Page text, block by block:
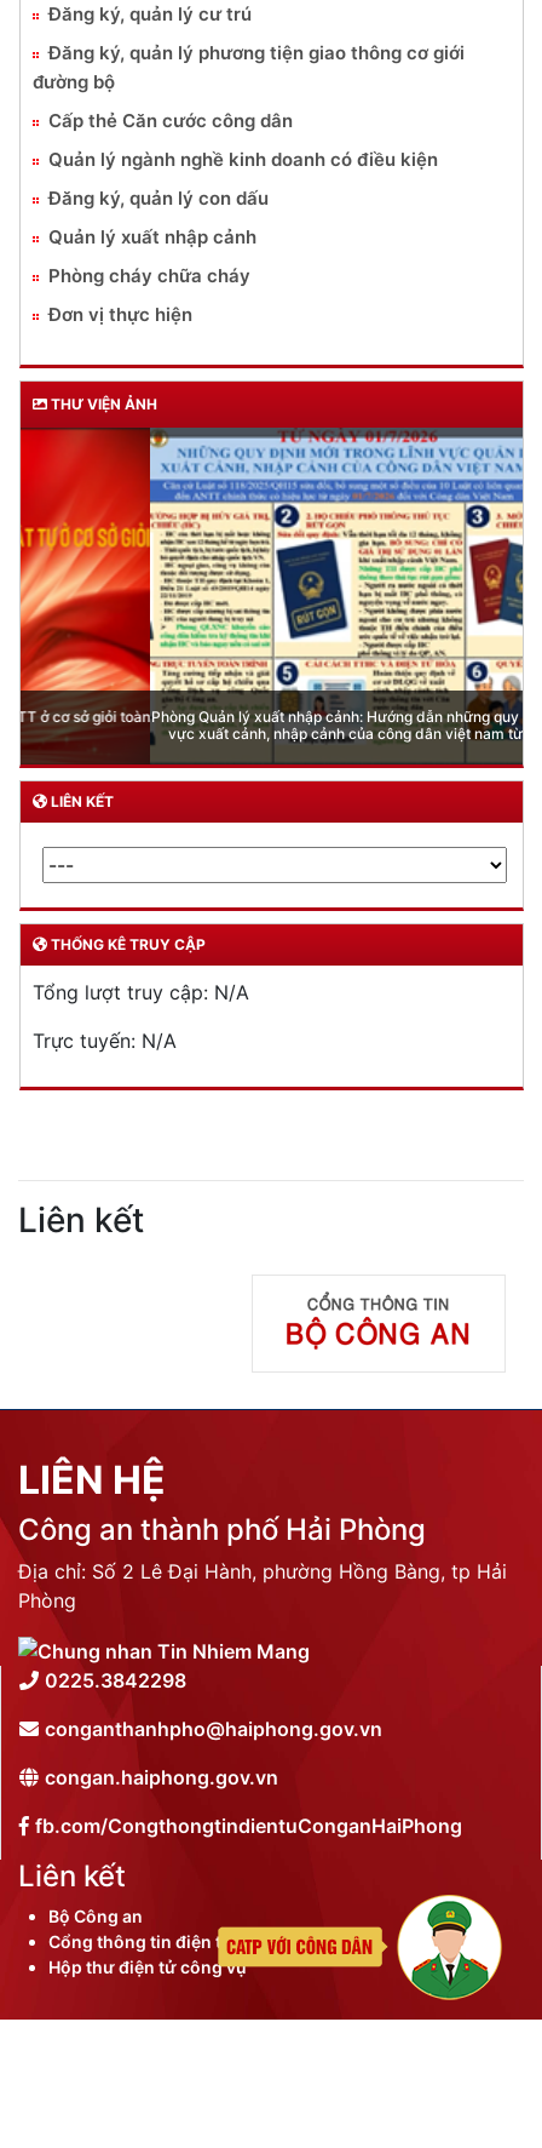
Đăng ký, quản lý cư trú
Đăng ký, quản lý phương tiện giao thông cơ giới
đường bộ
Cấp thẻ Căn cước công dân
Quản lý ngành nghề kinh doanh có điều kiện
Đăng ký, quản lý con dấu
Quản lý xuất nhập cảnh
Phòng cháy chữa cháy
Đơn vị thực hiện
THƯ VIỆN ẢNH
Phòng Quản lý xuất nhập cảnh: Hướng dẫn những quy định mới trong lĩnh
vực xuất cảnh, nhập cảnh của công dân việt nam từ ngày 01/7/2026
LIÊN KẾT
THỐNG KÊ TRUY CẬP
Tổng lượt truy cập: N/A
Trực tuyến: N/A
Liên kết
LIÊN HỆ
Công an thành phố Hải Phòng
Địa chỉ: Số 2 Lê Đại Hành, phường Hồng Bàng, tp Hải
Phòng
0225.3842298
conganthanhpho@haiphong.gov.vn
congan.haiphong.gov.vn
fb.com/CongthongtindientuConganHaiPhong
Liên kết
Bộ Công an
Cổng thông tin điện tử thành phố
Hộp thư điện tử công vụ